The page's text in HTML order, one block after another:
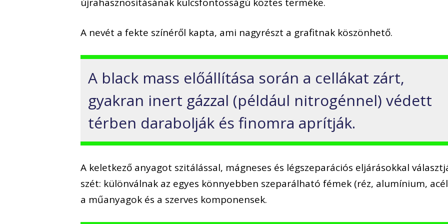
A nevét a fekte színéről kapta, ami nagyrészt a grafitnak köszönhető.
A black mass előállítása során a cellákat zárt,
gyakran inert gázzal (például nitrogénnel) védett
térben darabolják és finomra aprítják.
A keletkező anyagot szitálással, mágneses és légszeparációs eljárásokkal
szét: különválnak az egyes könnyebben szeparálható fémek (réz, alumínium,
a műanyagok és a szerves komponensek.